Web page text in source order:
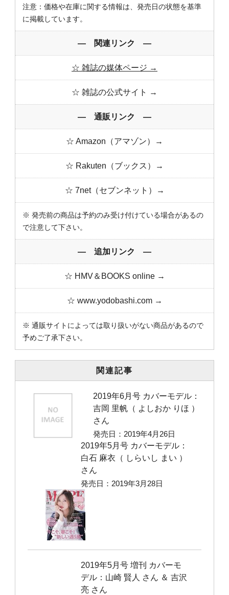
注意：価格や在庫に関する情報は、発売日の状態を基準
に掲載しています。
― 関連リンク ―
☆ 雑誌の媒体ページ →
☆ 雑誌の公式サイト →
― 通販リンク ―
☆ Amazon（アマゾン）→
☆ Rakuten（ブックス）→
☆ 7net（セブンネット）→
※ 発売前の商品は予約のみ受け付けている場合があるの
で注意して下さい。
― 追加リンク ―
☆ HMV＆BOOKS online →
☆ www.yodobashi.com →
※ 通販サイトによっては取り扱いがない商品があるので
予めご了承下さい。
関連記事
2019年6月号 カバーモデル：
吉岡 里帆（ よしおか りほ ）
さん
発売日：2019年4月26日
2019年5月号 カバーモデル：
白石 麻衣（ しらいし まい ）
さん
発売日：2019年3月28日
2019年5月号 増刊 カバーモ
デル：山崎 賢人 さん ＆ 吉沢
亮 さん